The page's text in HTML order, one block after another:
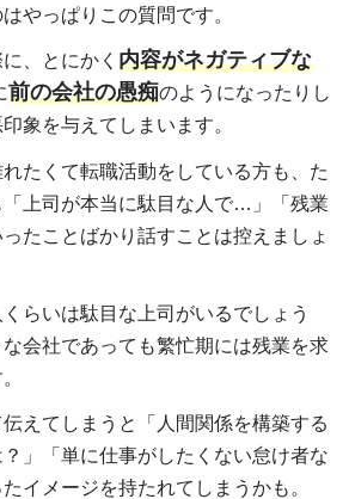
やっぱりこの質問です。
、とにかく 内容がネガティブな
前の会社の愚痴のようになったりし
象を与えてしまいます。
たくて転職活動をしている方も、た
「上司が本当に駄目な人で…」「残業
たことばかり話すことは控えましょ
らいは駄目な上司がいるでしょう
会社であっても繁忙期には残業を求
えてしまうと「人間関係を構築する
」「単に仕事がしたくない怠け者な
イメージを持たれてしまうかも。